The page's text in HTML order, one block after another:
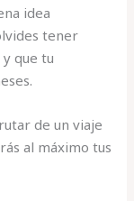
idea
tener
que tu
de un viaje
al máximo tus